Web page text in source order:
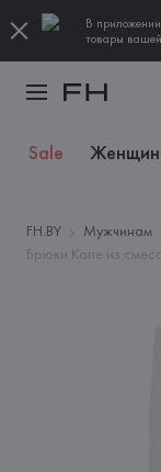
В
товары
Sale
FH.BY Мужчинам
Брюки Kane из